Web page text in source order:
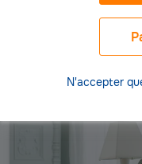
N'accepter
Empruntez